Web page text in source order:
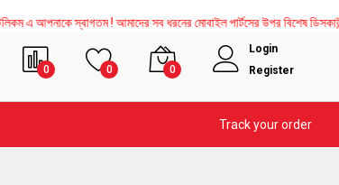
স্বাগতম ! আমাদের সব ধরনের মোবাইল পার্টসের উপর বিশেষ ডিসকাউন্ট
0 0 0
Login
Register
Track your order